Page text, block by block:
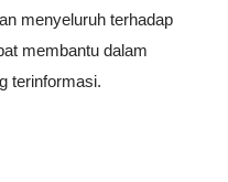
menyeluruh terhadap
membantu dalam
terinformasi.